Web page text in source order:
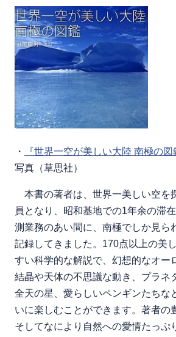
・ 『世界一空が美しい大陸 南極の図
写真（草思社）
本書の著者は、世界一美しい空を
員となり、昭和基地での1年余の滞
測業務のあい間に、南極でしか見ら
記録してきました。170点以上の美
すい科学的な解説で、幻想的なオー
結晶や天体の不思議な動き、プラネ
全天の星、愛らしいペンギンたちな
いに楽しむことができます。著者の
そしてなにより自然への愛情たっぷ